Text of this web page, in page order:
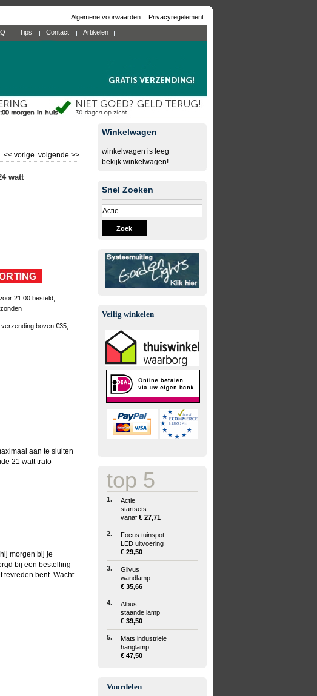
Algemene voorwaarden Privacyregelement
Tips Contact Artikelen
volgende >>
<< vorige
watt
21:00 besteld,
boven €35,--
aan te sluiten
21 watt trafo
morgen bij je
bij een bestelling
tevreden bent. Wacht
Winkelwagen
winkelwagen is leeg
bekijk winkelwagen!
Snel Zoeken
Zoek
Veilig winkelen
top 5
1.
Actie
startsets
vanaf € 27,71
2.
Focus tuinspot
LED uitvoering
€ 29,50
3.
Gilvus
wandlamp
€ 35,66
4.
Albus
staande lamp
€ 39,50
5.
Mats industriele
hanglamp
€ 47,50
Voordelen